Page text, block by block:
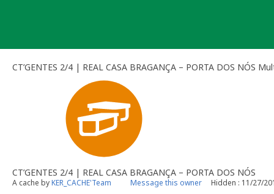
CT’GENTES 2/4 | REAL CASA BRAGANÇA – PORTA DOS NÓS
CT’GENTES 2/4 | REAL CASA BRAGANÇA – PORTA DOS NÓS
A cache byKER_CACHE'Team Message this owner Hidden : 11/27/